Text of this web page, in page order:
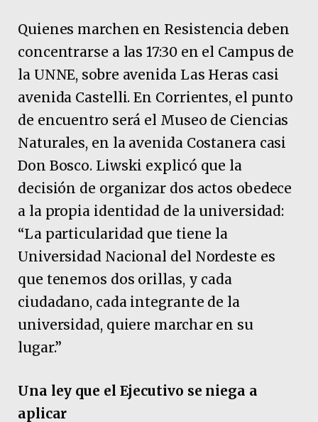
Quienes marchen en Resistencia deben
concentrarse a las 17:30 en el Campus de
la UNNE, sobre avenida Las Heras casi
avenida Castelli. En Corrientes, el punto
de encuentro será el Museo de Ciencias
Naturales, en la avenida Costanera casi
Don Bosco. Liwski explicó que la
decisión de organizar dos actos obedece
a la propia identidad de la universidad:
“La particularidad que tiene la
Universidad Nacional del Nordeste es
que tenemos dos orillas, y cada
ciudadano, cada integrante de la
universidad, quiere marchar en su
lugar.”
Una ley que el Ejecutivo se niega a
aplicar